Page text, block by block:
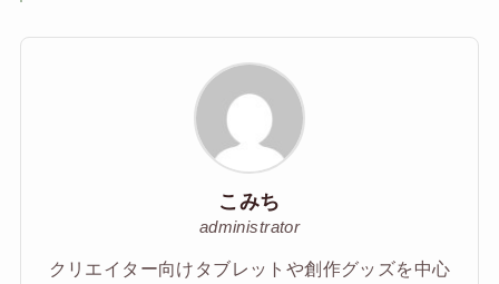
こみち
administrator
クリエイター向けタブレットや創作グッズを中心